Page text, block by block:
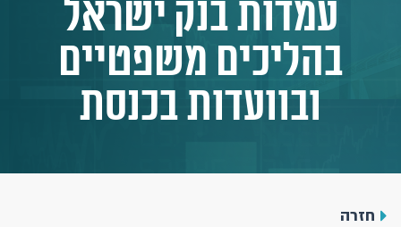
עמדות בנק ישראל
בהליכים משפטיים
ובוועדות בכנסת
חזרה